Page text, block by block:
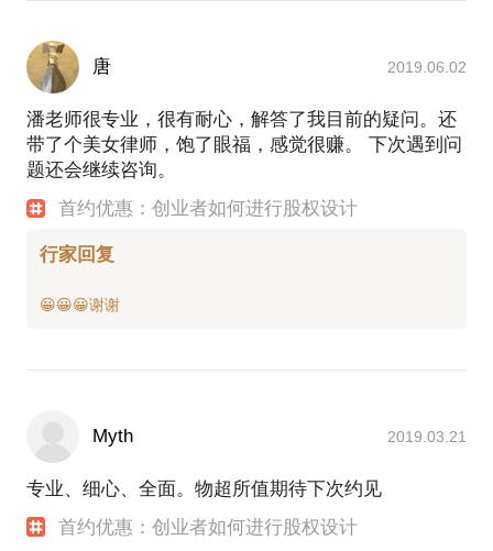
唐 2019.06.02
潘老师很专业，很有耐心，解答了我目前的疑问。还
带了个美女律师，饱了眼福，感觉很赚。 下次遇到问
题还会继续咨询。
首约优惠：创业者如何进行股权设计
行家回复
Myth 2019.03.21
专业、细心、全面。物超所值期待下次约见
首约优惠：创业者如何进行股权设计